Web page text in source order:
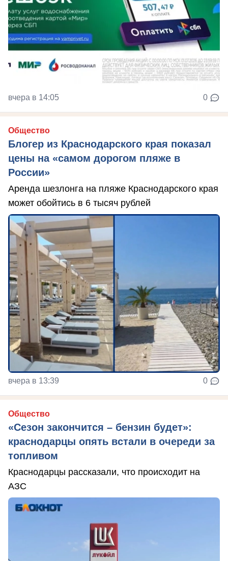
вчера в 14:05 0
Общество
Блогер из Краснодарского края показал
цены на «самом дорогом пляже в
России»
Аренда шезлонга на пляже Краснодарского края
может обойтись в 6 тысяч рублей
вчера в 13:39 0
Общество
«Сезон закончится – бензин будет»:
краснодарцы опять встали в очереди за
топливом
Краснодарцы рассказали, что происходит на
АЗС